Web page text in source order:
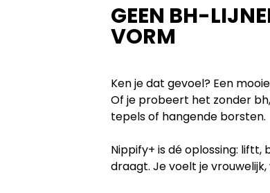
GEEN BH-
VORM
Ken je dat gevoel? Een
Of je probeert het zonder
tepels of hangende borsten.
Nippify+ is dé oplossing:
draagt. Je voelt je